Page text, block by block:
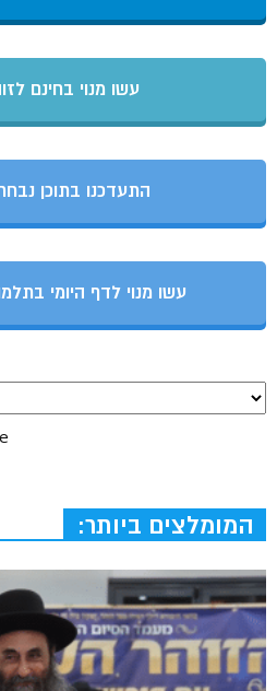
עשו מנוי בחינם
התעדכנו בתוכן
עשו מנוי לדף היומי
המומלצים ביותר: